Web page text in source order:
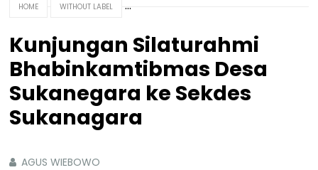
HOME WITHOUT LABEL
Kunjungan Silaturahmi
Bhabinkamtibmas Desa
Sukanegara ke Sekdes
Sukanagara
AGUS WIEBOWO